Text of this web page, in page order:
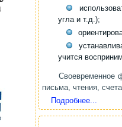
угла и т.д.);
учится
Своевременное
письма, чтения,
Подробнее...